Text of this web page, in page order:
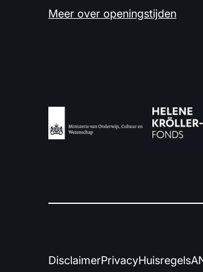
Meer over openingstijden
DisclaimerPrivacyHuisregels